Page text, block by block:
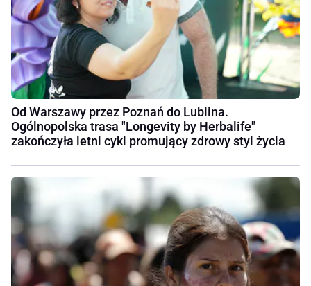
Od Warszawy przez Poznań do Lublina.
Ogólnopolska trasa "Longevity by Herbalife"
zakończyła letni cykl promujący zdrowy styl życia